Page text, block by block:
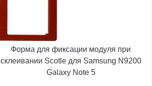
Форма для фиксации модуля при
склеивании Scotle для Samsung N9200
Galaxy Note 5